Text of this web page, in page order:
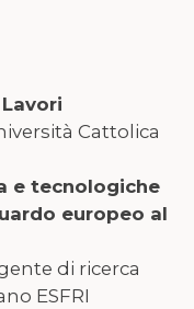
Lavori
Cattolica
e tecnologiche
europeo al
di ricerca
ESFRI